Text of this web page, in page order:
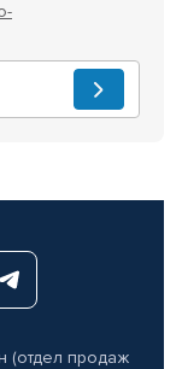
(отдел продаж